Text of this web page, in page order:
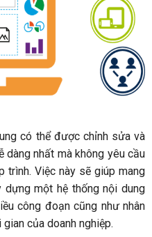
có thể được chỉnh sửa và
dàng nhất mà không yêu cầu
trình. Việc này sẽ giúp mang
một hệ thống nội dung
công đoạn cũng như nhân
của doanh nghiệp.